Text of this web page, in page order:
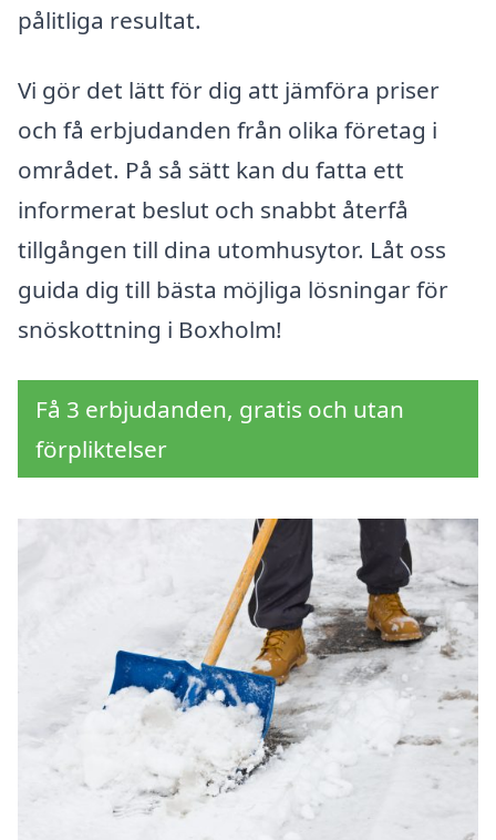
pålitliga resultat.
Vi gör det lätt för dig att jämföra priser
och få erbjudanden från olika företag i
området. På så sätt kan du fatta ett
informerat beslut och snabbt återfå
tillgången till dina utomhusytor. Låt oss
guida dig till bästa möjliga lösningar för
snöskottning i Boxholm!
Få 3 erbjudanden, gratis och utan
förpliktelser